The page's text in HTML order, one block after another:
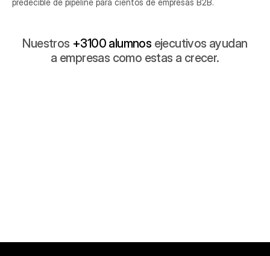
predecible de pipeline para cientos de empresas B2B.
Nuestros +3100 alumnos ejecutivos ayudan
a empresas como estas a crecer.